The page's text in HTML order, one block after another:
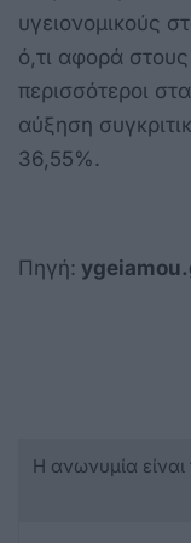
υγειονομικούς
ό,τι αφορά
περισσότεροι
αύξηση
36,55%.
Πηγή:
Η ανωνυμία